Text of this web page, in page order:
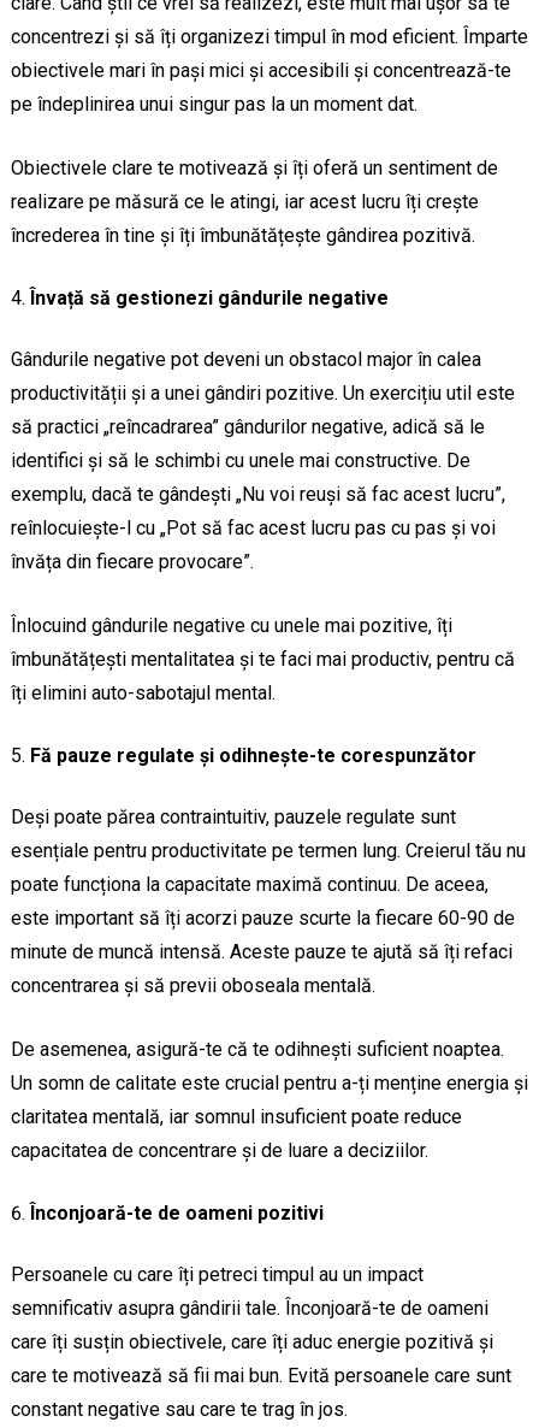
concentrezi și să îți organizezi timpul în mod eficient. Împarte
obiectivele mari în pași mici și accesibili și concentrează-te
pe îndeplinirea unui singur pas la un moment dat.
Obiectivele clare te motivează și îți oferă un sentiment de
realizare pe măsură ce le atingi, iar acest lucru îți crește
încrederea în tine și îți îmbunătățește gândirea pozitivă.
Învață să gestionezi gândurile negative
Gândurile negative pot deveni un obstacol major în calea
productivității și a unei gândiri pozitive. Un exercițiu util este
să practici „reîncadrarea” gândurilor negative, adică să le
identifici și să le schimbi cu unele mai constructive. De
exemplu, dacă te gândești „Nu voi reuși să fac acest lucru”,
reînlocuiește-l cu „Pot să fac acest lucru pas cu pas și voi
învăța din fiecare provocare”.
Înlocuind gândurile negative cu unele mai pozitive, îți
îmbunătățești mentalitatea și te faci mai productiv, pentru că
îți elimini auto-sabotajul mental.
Fă pauze regulate și odihnește-te corespunzător
Deși poate părea contraintuitiv, pauzele regulate sunt
esențiale pentru productivitate pe termen lung. Creierul tău nu
poate funcționa la capacitate maximă continuu. De aceea,
este important să îți acorzi pauze scurte la fiecare 60-90 de
minute de muncă intensă. Aceste pauze te ajută să îți refaci
concentrarea și să previi oboseala mentală.
De asemenea, asigură-te că te odihnești suficient noaptea.
Un somn de calitate este crucial pentru a-ți menține energia și
claritatea mentală, iar somnul insuficient poate reduce
capacitatea de concentrare și de luare a deciziilor.
Înconjoară-te de oameni pozitivi
Persoanele cu care îți petreci timpul au un impact
semnificativ asupra gândirii tale. Înconjoară-te de oameni
care îți susțin obiectivele, care îți aduc energie pozitivă și
care te motivează să fii mai bun. Evită persoanele care sunt
constant negative sau care te trag în jos.